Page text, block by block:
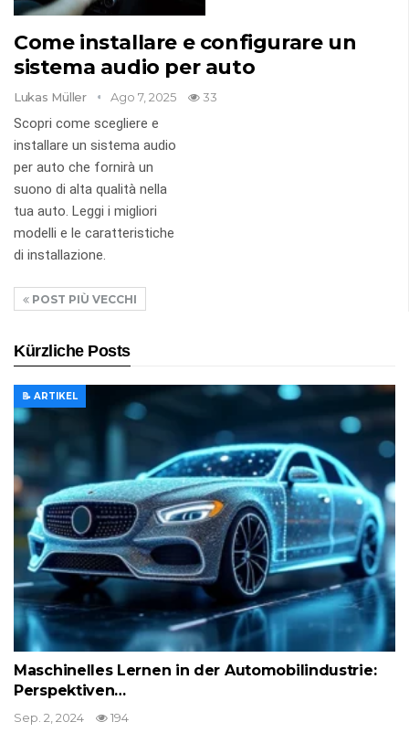
Come installare e configurare un
sistema audio per auto
Lukas Müller Ago 7, 2025 33
Scopri come scegliere e
installare un sistema audio
per auto che fornirà un
suono di alta qualità nella
tua auto. Leggi i migliori
modelli e le caratteristiche
di installazione.
POST PIÙ VECCHI
Kürzliche Posts
📝 ARTIKEL
Maschinelles Lernen in der Automobilindustrie:
Perspektiven…
Sep. 2, 2024 194